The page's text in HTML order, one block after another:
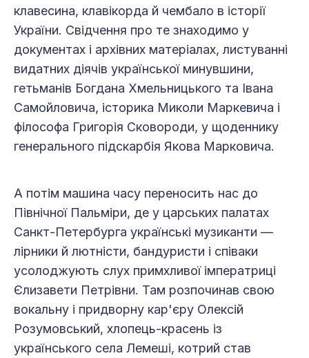
клавесина, клавікорда й чембало в історії
України. Свідчення про те знаходимо у
документах і архівних матеріалах, листуванні
видатних діячів української минувшини,
гетьманів Богдана Хмельницького та Івана
Самойловича, історика Миколи Маркевича і
філософа Григорія Сковороди, у щоденнику
генерального підскарбія Якова Марковича.
А потім машина часу переносить нас до
Північної Пальміри, де у царських палатах
Санкт-Петербурга українські музиканти —
лірники й лютністи, бандуристи і співаки
усолоджують слух примхливої імператриці
Єлизавети Петрівни. Там розпочинав свою
вокальну і придворну кар'єру Олексій
Розумовський, хлопець-красень із
українського села Лемеші, котрий став